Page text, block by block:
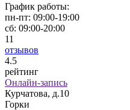
График работы:
пн-пт: 09:00-19:00
сб: 09:00-20:00
11
отзывов
4.5
рейтинг
Онлайн-запись
Курчатова, д.10
Горки